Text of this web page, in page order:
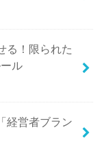
る！限られた
ル
経営者ブラン